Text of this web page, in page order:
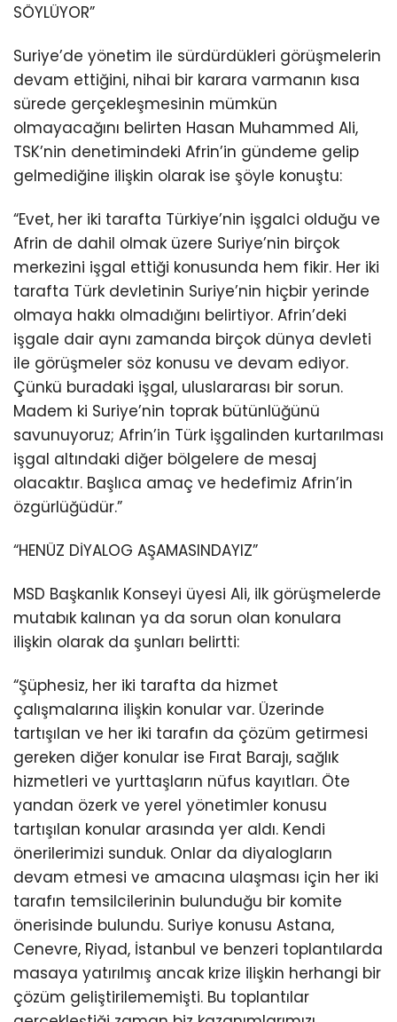
SÖYLÜYOR”
Suriye’de yönetim ile sürdürdükleri görüşmelerin
devam ettiğini, nihai bir karara varmanın kısa
sürede gerçekleşmesinin mümkün
olmayacağını belirten Hasan Muhammed Ali,
TSK’nin denetimindeki Afrin’in gündeme gelip
gelmediğine ilişkin olarak ise şöyle konuştu:
“Evet, her iki tarafta Türkiye’nin işgalci olduğu ve
Afrin de dahil olmak üzere Suriye’nin birçok
merkezini işgal ettiği konusunda hem fikir. Her iki
tarafta Türk devletinin Suriye’nin hiçbir yerinde
olmaya hakkı olmadığını belirtiyor. Afrin’deki
işgale dair aynı zamanda birçok dünya devleti
ile görüşmeler söz konusu ve devam ediyor.
Çünkü buradaki işgal, uluslararası bir sorun.
Madem ki Suriye’nin toprak bütünlüğünü
savunuyoruz; Afrin’in Türk işgalinden kurtarılması
işgal altındaki diğer bölgelere de mesaj
olacaktır. Başlıca amaç ve hedefimiz Afrin’in
özgürlüğüdür.”
“HENÜZ DİYALOG AŞAMASINDAYIZ”
MSD Başkanlık Konseyi üyesi Ali, ilk görüşmelerde
mutabık kalınan ya da sorun olan konulara
ilişkin olarak da şunları belirtti:
“Şüphesiz, her iki tarafta da hizmet
çalışmalarına ilişkin konular var. Üzerinde
tartışılan ve her iki tarafın da çözüm getirmesi
gereken diğer konular ise Fırat Barajı, sağlık
hizmetleri ve yurttaşların nüfus kayıtları. Öte
yandan özerk ve yerel yönetimler konusu
tartışılan konular arasında yer aldı. Kendi
önerilerimizi sunduk. Onlar da diyalogların
devam etmesi ve amacına ulaşması için her iki
tarafın temsilcilerinin bulunduğu bir komite
önerisinde bulundu. Suriye konusu Astana,
Cenevre, Riyad, İstanbul ve benzeri toplantılarda
masaya yatırılmış ancak krize ilişkin herhangi bir
çözüm geliştirilememişti. Bu toplantılar